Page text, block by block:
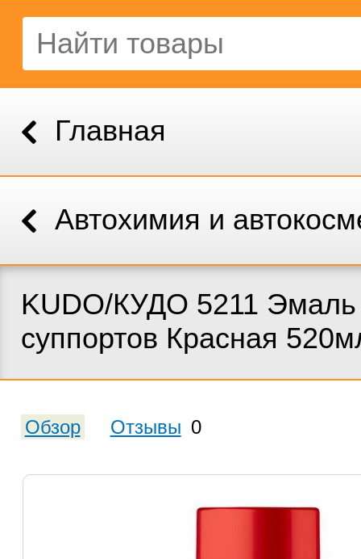
Главная
Автохимия и
KUDO/КУДО 5211
суппортов Красная
Обзор Отзывы 0